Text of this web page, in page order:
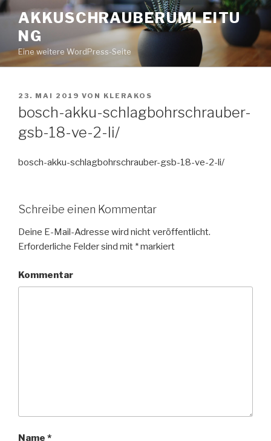
Zum
Inhalt
springen
AKKUSCHRAUBERUMLEITU
NG
Eine weitere WordPress-Seite
VERÖFFENTLICHT
AM
23. MAI 2019 VON KLERAKOS
bosch-akku-schlagbohrschrauber-
gsb-18-ve-2-li/
bosch-akku-schlagbohrschrauber-gsb-18-ve-2-li/
Schreibe einen Kommentar
Deine E-Mail-Adresse wird nicht veröffentlicht.
Erforderliche Felder sind mit *markiert
Kommentar
Name *